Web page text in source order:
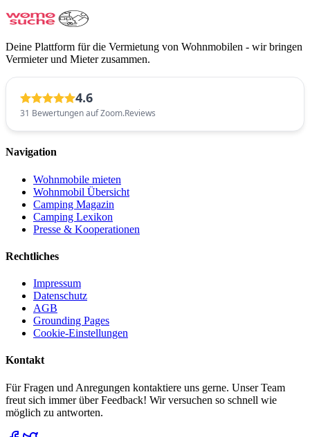
Deine Plattform für die Vermietung von Wohnmobilen - wir bringen
Vermieter und Mieter zusammen.
4.6
31 Bewertungen auf Zoom.Reviews
Navigation
Wohnmobile mieten
Wohnmobil Übersicht
Camping Magazin
Camping Lexikon
Presse & Kooperationen
Rechtliches
Impressum
Datenschutz
AGB
Grounding Pages
Cookie-Einstellungen
Kontakt
Für Fragen und Anregungen kontaktiere uns gerne. Unser Team
freut sich immer über Feedback! Wir versuchen so schnell wie
möglich zu antworten.